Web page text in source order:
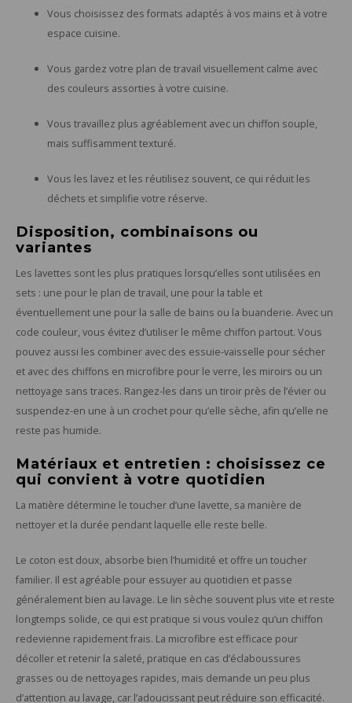
Vous choisissez des formats adaptés à vos mains et à votre
espace cuisine.
Vous gardez votre plan de travail visuellement calme avec
des couleurs assorties à votre cuisine.
Vous travaillez plus agréablement avec un chiffon souple,
mais suffisamment texturé.
Vous les lavez et les réutilisez souvent, ce qui réduit les
déchets et simplifie votre réserve.
Disposition, combinaisons ou
variantes
Les lavettes sont les plus pratiques lorsqu’elles sont utilisées en
sets : une pour le plan de travail, une pour la table et
éventuellement une pour la salle de bains ou la buanderie. Avec un
code couleur, vous évitez d’utiliser le même chiffon partout. Vous
pouvez aussi les combiner avec des essuie-vaisselle pour sécher
et avec des chiffons en microfibre pour le verre, les miroirs ou un
nettoyage sans traces. Rangez-les dans un tiroir près de l’évier ou
suspendez-en une à un crochet pour qu’elle sèche, afin qu’elle ne
reste pas humide.
Matériaux et entretien : choisissez ce
qui convient à votre quotidien
La matière détermine le toucher d’une lavette, sa manière de
nettoyer et la durée pendant laquelle elle reste belle.
Le coton est doux, absorbe bien l’humidité et offre un toucher
familier. Il est agréable pour essuyer au quotidien et passe
généralement bien au lavage. Le lin sèche souvent plus vite et reste
longtemps solide, ce qui est pratique si vous voulez qu’un chiffon
redevienne rapidement frais. La microfibre est efficace pour
décoller et retenir la saleté, pratique en cas d’éclaboussures
grasses ou de nettoyages rapides, mais demande un peu plus
d’attention au lavage, car l’adoucissant peut réduire son efficacité.